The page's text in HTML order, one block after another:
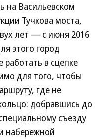
на Васильевском
Тучкова моста,
лет — с июня 2016
этого город
работать в сцепке
для того, чтобы
где не
добравшись до
съезду
набережной